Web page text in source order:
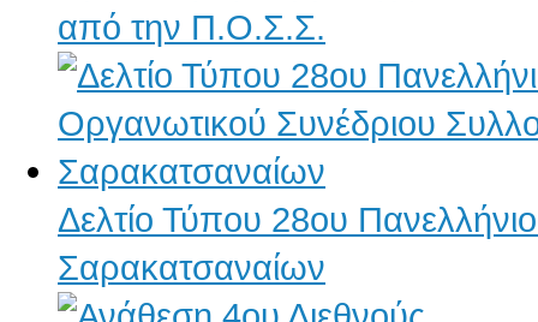
από την Π.Ο.Σ.Σ.
Δελτίο Τύπου 28ου
Σαρακατσαναίων